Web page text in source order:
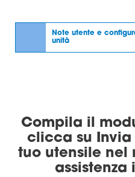
Note utente e
unità
Compila il
clicca su Invia
tuo utensile nel
assistenza